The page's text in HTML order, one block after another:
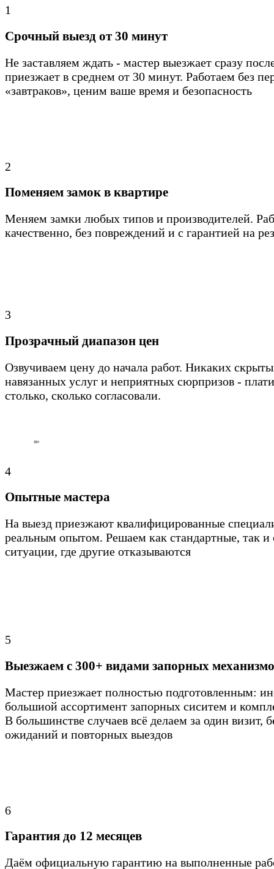
1
Срочный выезд от 30 минут
Не заставляем ждать - мастер выезжает сразу
приезжает в среднем от 30 минут. Работаем без
«завтраков», ценим ваше время и безопасность
2
Поменяем замок в квартире
Меняем замки любых типов и производителей.
качественно, без повреждений и с гарантией на
3
Прозрачный диапазон цен
Озвучиваем цену до начала работ. Никаких
навязанных услуг и неприятных сюрпризов -
столько, сколько согласовали.
4
Опытные мастера
На выезд приезжают квалифицированные
реальным опытом. Решаем как стандартные, так
ситуации, где другие отказываются
5
Выезжаем с 300+ видами запорных
Мастер приезжает полностью подготовленным:
большиой ассортимент запорных сиситем и
В большинстве случаев всё делаем за один визит,
ожиданий и повторных выездов
6
Гарантия до 12 месяцев
Даём официальную гарантию на выполненные